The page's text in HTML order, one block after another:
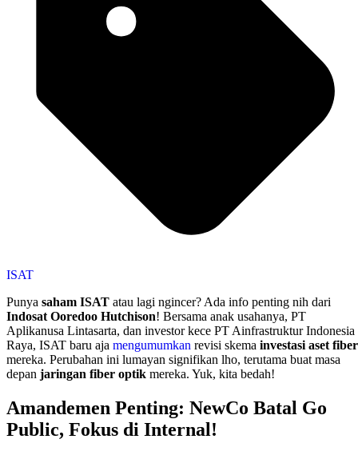
ISAT
Punya saham ISAT atau lagi ngincer? Ada info penting nih dari
Indosat Ooredoo Hutchison! Bersama anak usahanya, PT
Aplikanusa Lintasarta, dan investor kece PT Ainfrastruktur Indonesia
Raya, ISAT baru aja mengumumkan revisi skema investasi aset fiber
mereka. Perubahan ini lumayan signifikan lho, terutama buat masa
depan jaringan fiber optik mereka. Yuk, kita bedah!
Amandemen Penting: NewCo Batal Go
Public, Fokus di Internal!